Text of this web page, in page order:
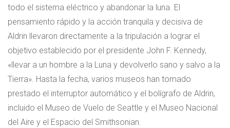
todo el sistema eléctrico y abandonar la luna. El
pensamiento rápido y la acción tranquila y decisiva de
Aldrin llevaron directamente a la tripulación a lograr el
objetivo establecido por el presidente John F. Kennedy,
«llevar a un hombre a la Luna y devolverlo sano y salvo a la
Tierra». Hasta la fecha, varios museos han tomado
prestado el interruptor automático y el bolígrafo de Aldrin,
incluido el Museo de Vuelo de Seattle y el Museo Nacional
del Aire y el Espacio del Smithsonian.